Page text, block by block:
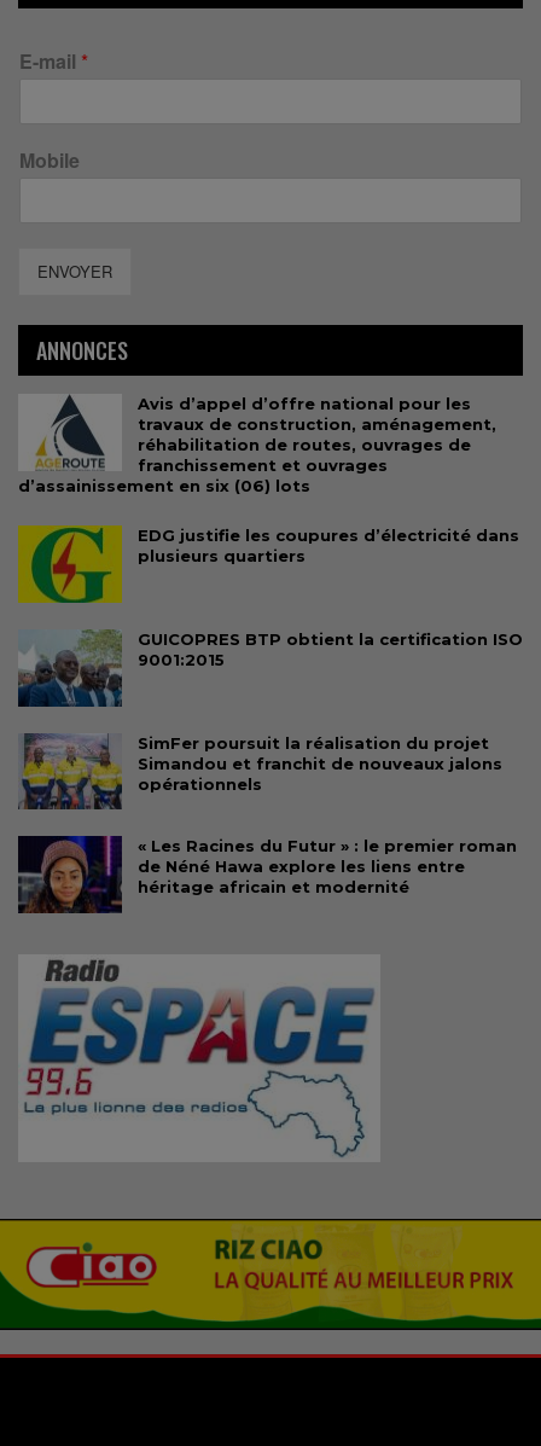
E-mail *
Mobile
ENVOYER
ANNONCES
Avis d’appel d’offre national pour les
travaux de construction, aménagement,
réhabilitation de routes, ouvrages de
franchissement et ouvrages
d’assainissement en six (06) lots
EDG justifie les coupures d’électricité dans
plusieurs quartiers
GUICOPRES BTP obtient la certification ISO
9001:2015
SimFer poursuit la réalisation du projet
Simandou et franchit de nouveaux jalons
opérationnels
« Les Racines du Futur » : le premier roman
de Néné Hawa explore les liens entre
héritage africain et modernité